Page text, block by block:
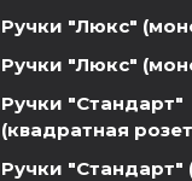
Ручки "Люкс"
Ручки "Люкс"
Ручки "Стандарт"
(квадратная
Ручки "Стандарт"